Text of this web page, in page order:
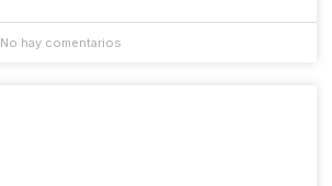
No hay comentarios